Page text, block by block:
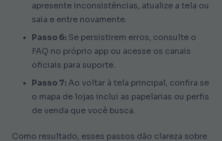
apresente inconsistências, atualize a tela ou
saia e entre novamente.
Passo 6: Se persistirem erros, consulte o
FAQ no próprio app ou acesse os canais
oficiais para suporte.
Passo 7: Ao voltar à tela principal, confira se
o mapa de lojas inclui as papelarias ou perfis
de venda que você busca.
Como resultado, esses passos dão clareza sobre